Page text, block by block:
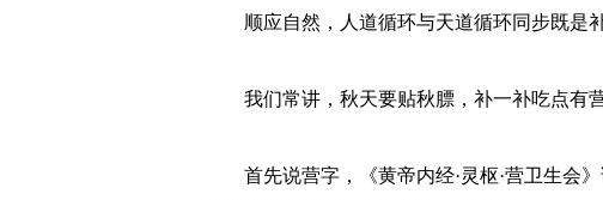
顺应自然，人道循环与天道循环同步既是
我们常讲，秋天要贴秋膘，补一补吃点有
首先说营字，《黄帝内经·灵枢·营卫生会